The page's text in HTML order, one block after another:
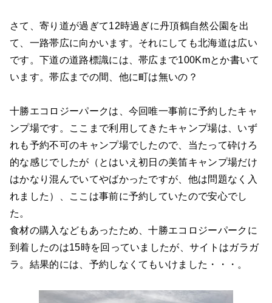
さて、寄り道が過ぎて12時過ぎに丹頂鶴自然公園を出
て、一路帯広に向かいます。それにしても北海道は広い
です。下道の道路標識には、帯広まで100Kmとか書いて
います。帯広までの間、他に町は無いの？
十勝エコロジーパークは、今回唯一事前に予約したキャ
ンプ場です。ここまで利用してきたキャンプ場は、いず
れも予約不可のキャンプ場でしたので、当たって砕けろ
的な感じでしたが（とはいえ初日の美笛キャンプ場だけ
はかなり混んでいてやばかったですが、他は問題なく入
れました）、ここは事前に予約していたので安心でし
た。
食材の購入などもあったため、十勝エコロジーパークに
到着したのは15時を回っていましたが、サイトはガラガ
ラ。結果的には、予約しなくてもいけました・・・。